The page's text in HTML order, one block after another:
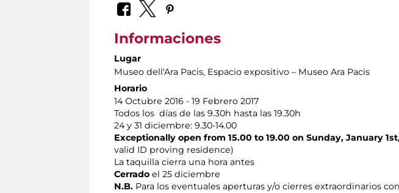
Informaciones
Lugar
Museo dell'Ara Pacis, Espacio expositivo – Museo Ara Pacis
Horario
14 Octubre 2016 - 19 Febrero 2017
Todos los días de las 9.30h hasta las 19.30h
24 y 31 diciembre: 9.30-14.00
Exceptionally open from 15.00 to 19.00 on Sunday, January
valid ID proving residence)
La taquilla cierra una hora antes
Cerrado el 25 diciembre
N.B. Para los eventuales aperturas y/o cierres extraordinarios